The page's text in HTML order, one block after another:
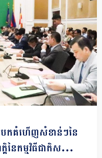
បកគំហើញសំខាន់ៗនៃ
ៃកម្មវិធីជាតិសម្រាប់